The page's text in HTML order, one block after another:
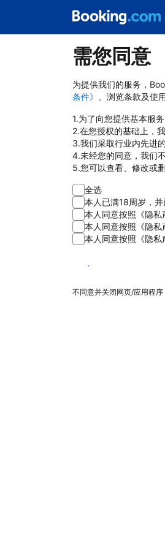
需您同意
为提供我们的服务，
条件》 。浏览条款及使
1.为了向您提供基本服
2.在您授权的基础上，
3.我们采取行业内先进
4.未经您的同意，我们
5.您可以查看、修改或
全选
本人已满18周岁，
本人同意按照《隐私
本人同意按照《隐私
本人同意按照《隐私
同意
不同意并关闭网页/应用程序